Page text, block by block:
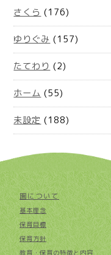
さくら (176)
ゆりぐみ (157)
たてわり (2)
ホーム (55)
未設定 (188)
園について
基本理念
保育目標
保育方針
教育・保育の特徴と内容